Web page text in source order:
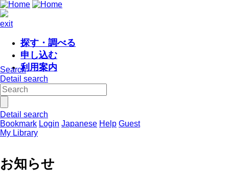
exit
探す・調べる
申し込む
利用案内
Search
Detail search
Detail search
Bookmark Login Japanese Help Guest
My Library
お知らせ